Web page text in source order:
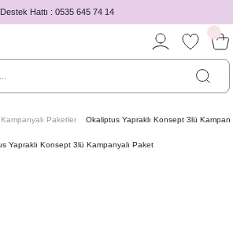
Destek Hattı : 0535 645 74 14
Kampanyalı Paketler Okaliptus Yapraklı Konsept 3lü